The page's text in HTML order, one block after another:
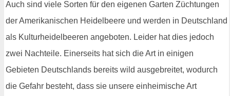
Auch sind viele Sorten für den eigenen Garten Züchtungen
der Amerikanischen Heidelbeere und werden in Deutschland
als Kulturheidelbeeren angeboten. Leider hat dies jedoch
zwei Nachteile. Einerseits hat sich die Art in einigen
Gebieten Deutschlands bereits wild ausgebreitet, wodurch
die Gefahr besteht, dass sie unsere einheimische Art